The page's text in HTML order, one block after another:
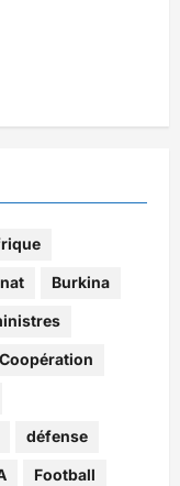
Burkina
Coopération
défense
Football